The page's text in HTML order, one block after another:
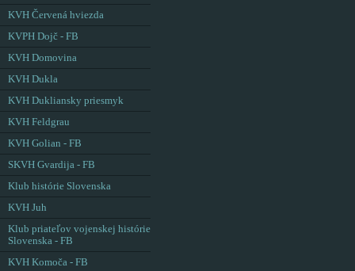
KVH Červená hviezda
KVPH Dojč - FB
KVH Domovina
KVH Dukla
KVH Dukliansky priesmyk
KVH Feldgrau
KVH Golian - FB
SKVH Gvardija - FB
Klub histórie Slovenska
KVH Juh
Klub priateľov vojenskej histórie
Slovenska - FB
KVH Komoča - FB